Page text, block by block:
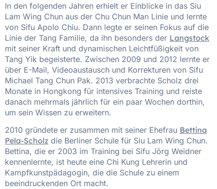
In den folgenden Jahren erhielt er Einblicke in das Siu
Lam Wing Chun aus der Chu Chun Man Linie und lernte
von Sifu Apolo Chiu. Dann legte er seinen Fokus auf die
Linie der Tang Familie, da ihn besonders der Langstock
mit seiner Kraft und dynamischen Leichtfüßigkeit von
Tang Yik begeisterte. Zwischen 2009 und 2012 lernte er
über E-Mail, Videoaustausch und Korrekturen von Sifu
Michael Tang Chun Pak. 2013 verbrachte Scholz drei
Monate in Hongkong für intensives Training und reiste
danach mehrmals jährlich für ein paar Wochen dorthin,
um sein Wissen zu erweitern.
2010 gründete er zusammen mit seiner Ehefrau Bettina
Pela-Scholz die Berliner Schule für Siu Lam Wing Chun.
Bettina, die er 2003 im Training bei Sifu Jörg Weidner
kennenlernte, ist heute eine Chi Kung Lehrerin und
Kampfkunstpädagogin, die die Schule zu einem
beeindruckenden Ort macht.